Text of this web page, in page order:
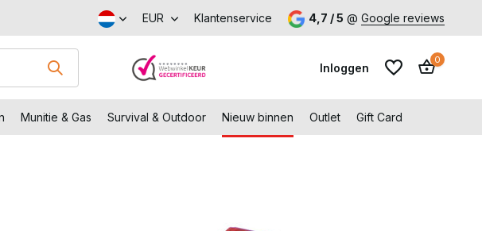
verzending vanaf €99,- Bezoek onze fysieke winkel in Capelle aan den IJssel
EUR Klantenservice 4,7 / 5 @ Google reviews
Inloggen
0
Munitie & Gas Survival & Outdoor Nieuw binnen Outlet Gift Card